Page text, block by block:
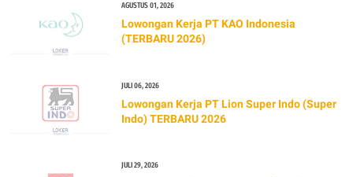
AGUSTUS 01, 2026
Lowongan Kerja PT KAO Indonesia
(TERBARU 2026)
JULI 06, 2026
Lowongan Kerja PT Lion Super Indo (Super
Indo) TERBARU 2026
JULI 29, 2026